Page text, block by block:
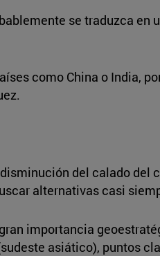
se traduzca
como China o India,
del calado del
alternativas casi
importancia
asiático), puntos